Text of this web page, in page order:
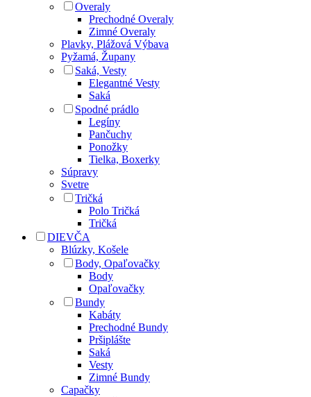
Overaly
Prechodné Overaly
Zimné Overaly
Plavky, Plážová Výbava
Pyžamá, Župany
Saká, Vesty
Elegantné Vesty
Saká
Spodné prádlo
Legíny
Pančuchy
Ponožky
Tielka, Boxerky
Súpravy
Svetre
Tričká
Polo Tričká
Tričká
DIEVČA
Blúzky, Košele
Body, Opaľovačky
Body
Opaľovačky
Bundy
Kabáty
Prechodné Bundy
Pršiplášte
Saká
Vesty
Zimné Bundy
Capačky